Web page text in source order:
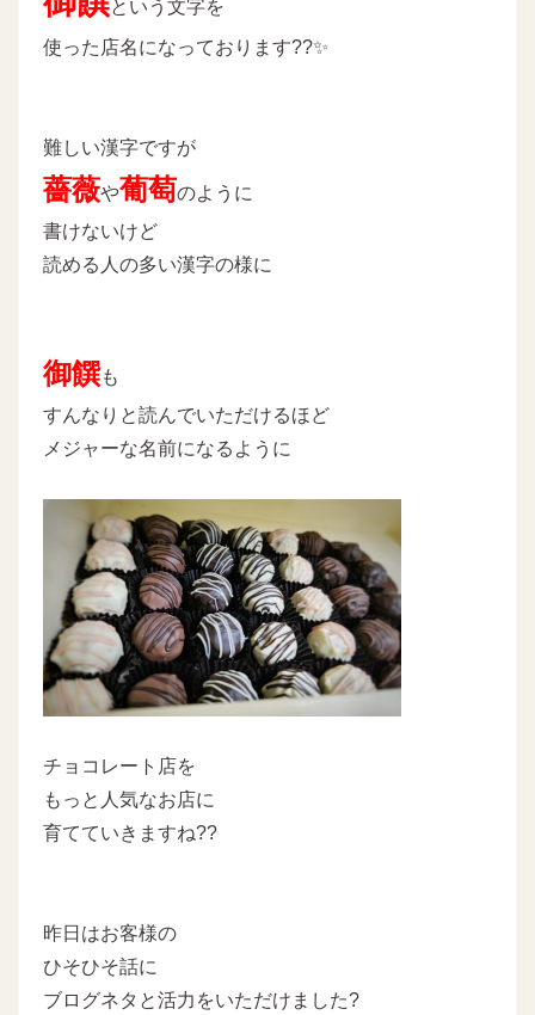
という文字を
使った店名になっております??✨
難しい漢字ですが
薔薇や葡萄のように
書けないけど
読める人の多い漢字の様に
御饌も
すんなりと読んでいただけるほど
メジャーな名前になるように
チョコレート店を
もっと人気なお店に
育てていきますね??
昨日はお客様の
ひそひそ話に
ブログネタと活力をいただけました?